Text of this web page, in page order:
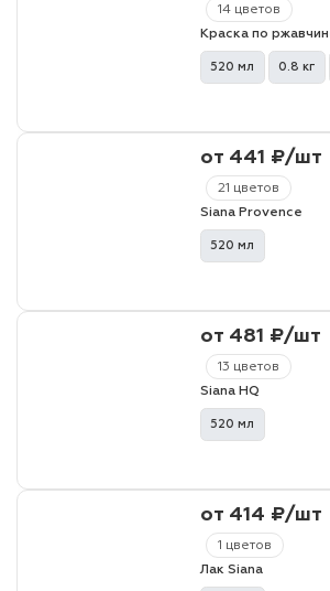
14 цветов
Краска по
520 мл 0.8 кг
21 цветов
от 441 ₽/шт
Siana Provence
520 мл
13 цветов
от 481 ₽/шт
Siana HQ
520 мл
1 цветов
от 414 ₽/шт
Лак Siana